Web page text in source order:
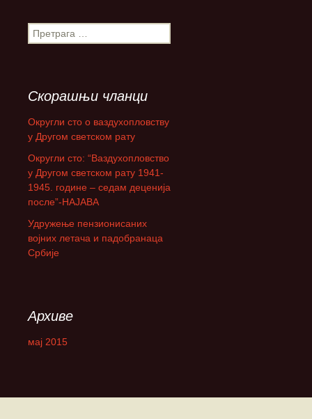
П
р
а
г
а
:
Скорашњи чланци
Округли сто о ваздухопловству
у Другом светском рату
Округли сто: “Ваздухопловство
у Другом светском рату 1941-
1945. године – седам деценија
после”-НАЈАВА
Удружење пензионисаних
војних летача и падобранаца
Србије
Архиве
мај 2015